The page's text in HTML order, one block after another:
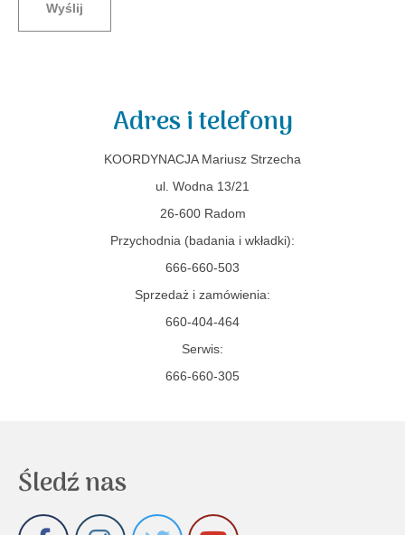
Wyślij
Adres i telefony
KOORDYNACJA Mariusz Strzecha
ul. Wodna 13/21
26-600 Radom
Przychodnia (badania i wkładki):
666-660-503
Sprzedaż i zamówienia:
660-404-464
Serwis:
666-660-305
Śledź nas